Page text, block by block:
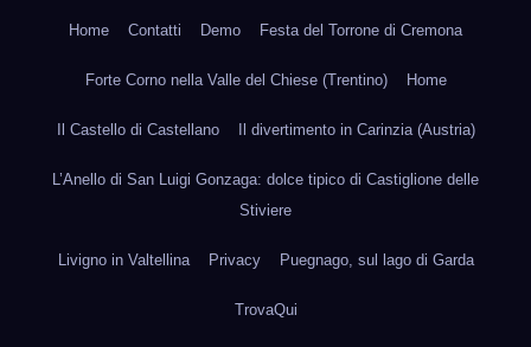
Home Contatti Demo Festa del Torrone di Cremona
Forte Corno nella Valle del Chiese (Trentino) Home
Il Castello di Castellano Il divertimento in Carinzia (Austria)
L’Anello di San Luigi Gonzaga: dolce tipico di Castiglione delle
Stiviere
Livigno in Valtellina Privacy Puegnago, sul lago di Garda
TrovaQui